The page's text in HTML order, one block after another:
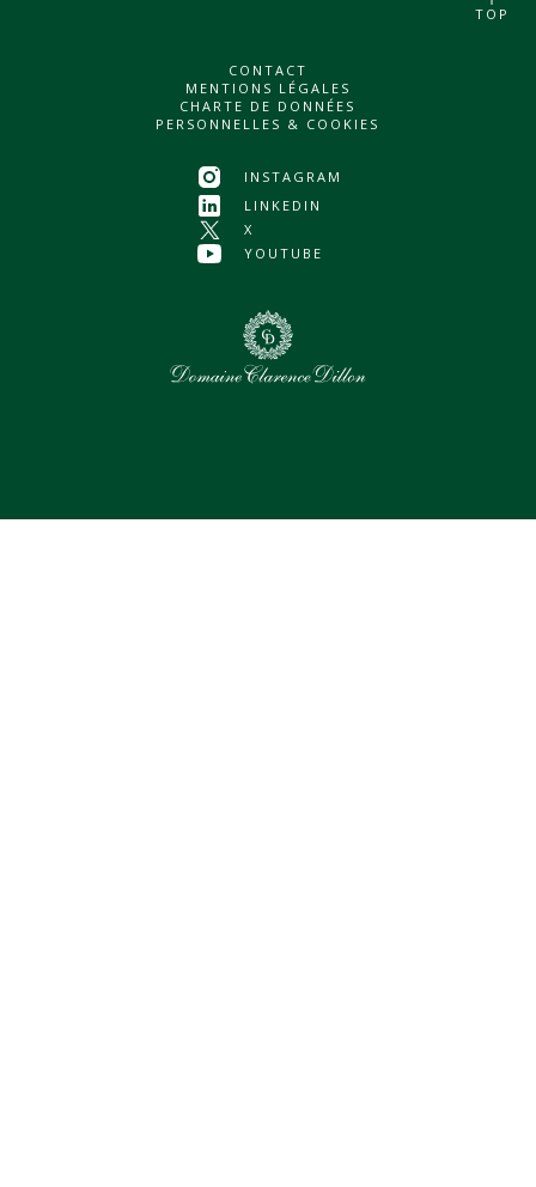
CONTACT
MENTIONS LÉGALES
CHARTE DE DONNÉES
PERSONNELLES & COOKIES
INSTAGRAM
LINKEDIN
X
YOUTUBE
TOP